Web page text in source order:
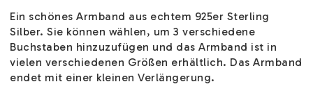
Ein schönes Armband aus echtem 925er Sterling
Silber. Sie können wählen, um 3 verschiedene
Buchstaben hinzuzufügen und das Armband ist in
vielen verschiedenen Größen erhältlich. Das Armband
endet mit einer kleinen Verlängerung.